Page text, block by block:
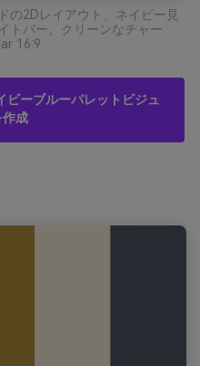
の2Dレイアウト、ネイビー見
トバー、クリーンなチャー
16:9
ーブルーパレットビジュ
作成